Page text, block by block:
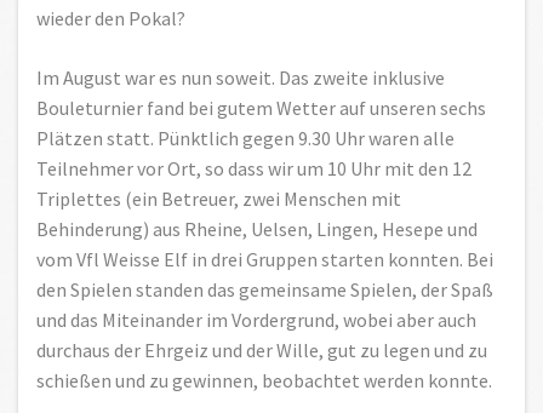
wieder den Pokal?
Im August war es nun soweit. Das zweite inklusive
Bouleturnier fand bei gutem Wetter auf unseren sechs
Plätzen statt. Pünktlich gegen 9.30 Uhr waren alle
Teilnehmer vor Ort, so dass wir um 10 Uhr mit den 12
Triplettes (ein Betreuer, zwei Menschen mit
Behinderung) aus Rheine, Uelsen, Lingen, Hesepe und
vom Vfl Weisse Elf in drei Gruppen starten konnten. Bei
den Spielen standen das gemeinsame Spielen, der Spaß
und das Miteinander im Vordergrund, wobei aber auch
durchaus der Ehrgeiz und der Wille, gut zu legen und zu
schießen und zu gewinnen, beobachtet werden konnte.